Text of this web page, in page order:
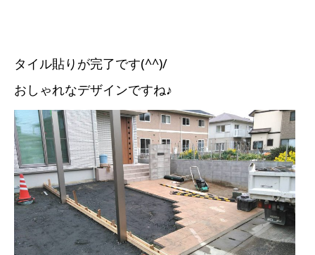
タイル貼りが完了です(^^)/
おしゃれなデザインですね♪